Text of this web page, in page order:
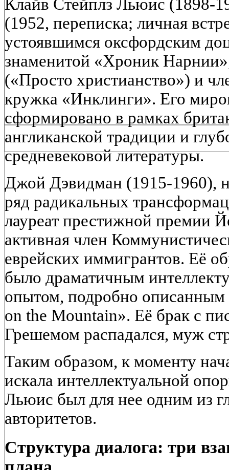
Клайв Стейплз Льюис (1898-
(1952, переписка; личная
устоявшимся оксфордским
знаменитой «Хроник
(«Просто христианство») и
кружка «Инклинги». Его
сформировано в рамках
англиканской традиции и
средневековой литературы.
Джой Дэвидман (1915-1960),
ряд радикальных
лауреат престижной премии
активная член
еврейских иммигрантов. Её
было драматичным
опытом, подробно описанным
on the Mountain». Её брак с
Грешемом распадался, муж
Таким образом, к моменту
искала интеллектуальной
Льюис был для нее одним из
авторитетов.
Структура диалога: три